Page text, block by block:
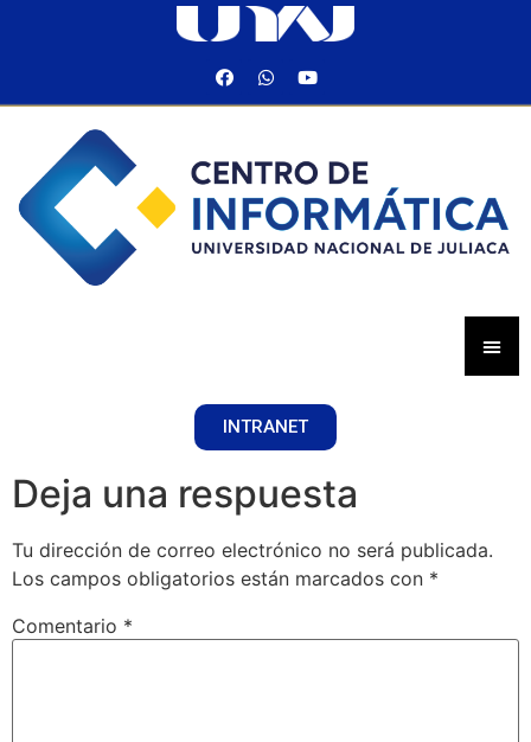
INTRANET
Deja una respuesta
Tu dirección de correo electrónico no será publicada.
Los campos obligatorios están marcados con *
Comentario *